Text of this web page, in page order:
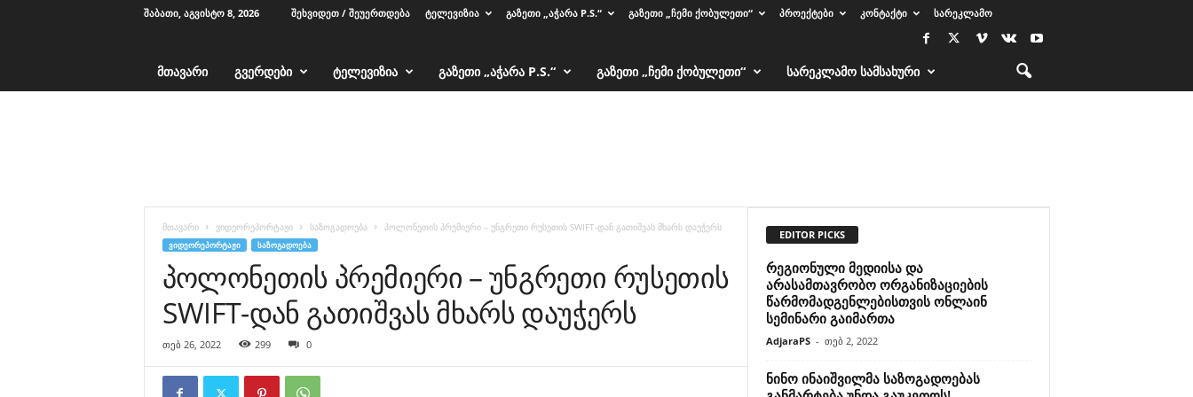
ᲨᲐᲑᲐᲗᲘ, ᲐᲒᲕᲘᲡᲢᲝ 8, 2026 ᲨᲔᲮᲕᲘᲓᲔᲗ / ᲨᲔᲣᲔᲠᲗᲓᲔᲑᲐ ᲢᲔᲚᲔᲕᲘᲖᲘᲐ ᲒᲐᲖᲔᲗᲘ „ᲐᲭᲐᲠᲐ P.S.“ ᲒᲐᲖᲔᲗᲘ „ᲩᲔᲛᲘ ᲥᲝᲑᲣᲚᲔᲗᲘ“ ᲞᲠᲝᲔᲥᲢᲔᲑᲘ ᲙᲝᲜᲢᲐᲥᲢᲘ ᲡᲐᲠᲔᲙᲚᲐᲛᲝ
ᲛᲗᲐᲕᲐᲠᲘ ᲒᲕᲔᲠᲓᲔᲑᲘ ᲢᲔᲚᲔᲕᲘᲖᲘᲐ ᲒᲐᲖᲔᲗᲘ „ᲐᲭᲐᲠᲐ P.S.“ ᲒᲐᲖᲔᲗᲘ „ᲩᲔᲛᲘ ᲥᲝᲑᲣᲚᲔᲗᲘ“ ᲡᲐᲠᲔᲙᲚᲐᲛᲝ ᲡᲐᲛᲡᲐᲮᲣᲠᲘ
მთავარი ვიდეორეპორტაჟი საზოგადოება პოლონეთის პრემიერი – უნგრეთი რუსეთის SWIFT-დან გათიშვას მხარს დაუჭერს
ᲕᲘᲓᲔᲝᲠᲔᲞᲝᲠᲢᲐᲟᲘ ᲡᲐᲖᲝᲒᲐᲓᲝᲔᲑᲐ
პოლონეთის პრემიერი – უნგრეთი რუსეთის
SWIFT-დან გათიშვას მხარს დაუჭერს
თებ 26, 2022 299 0
EDITOR PICKS
რეგიონული მედიისა და
არასამთავრობო ორგანიზაციების
წარმომადგენლებისთვის ონლაინ
სემინარი გაიმართა
AdjaraPS - თებ 2, 2022
ნინო ინაიშვილმა საზოგადოებას